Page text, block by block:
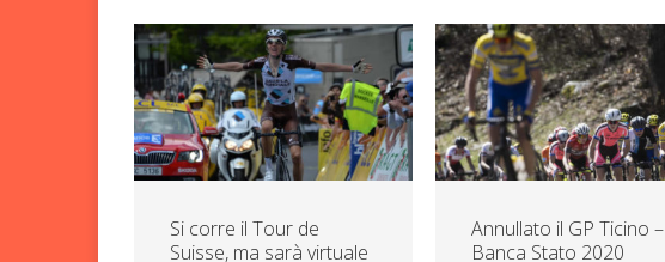
Si corre il Tour de
Suisse, ma sarà virtuale
Annullato il GP Ticino –
Banca Stato 2020